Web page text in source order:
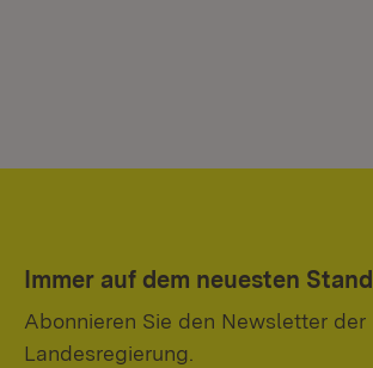
Immer auf dem neuesten Stand
Abonnieren Sie den Newsletter der
Landesregierung.